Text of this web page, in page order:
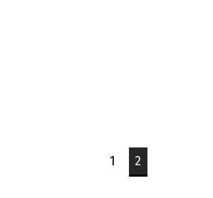
1 2